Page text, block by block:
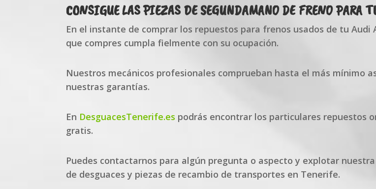
CONSIGUE LAS PIEZAS DE SEGUNDAMANO DE FRENO PARA
En el instante de comprar los repuestos para frenos usados de tu
que compres cumpla fielmente con su ocupación.
Nuestros mecánicos profesionales comprueban hasta el más mínimo
nuestras garantías.
En DesguacesTenerife.es podrás encontrar los particulares repuestos
gratis.
Puedes contactarnos para algún pregunta o aspecto y explotar
de desguaces y piezas de recambio de transportes en Tenerife.